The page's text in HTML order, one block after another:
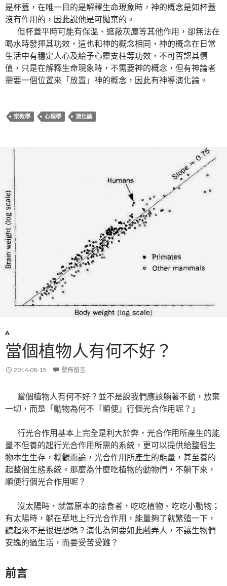
是杯蓋，在唯一目的是解釋生命現象時，神的概念是如杯蓋
沒有作用的，因此說他是可拋棄的。
但杯蓋平時可能有保溫、遮蔽灰塵等其他作用，卻無法在
喝水時發揮其功效，這也和神的概念相同，神的概念在日常
生活中有穩定人心及給予心靈支柱等功效，不可否認其價
值，只是在解釋生命現象時，不需要神的概念，但有神論者
需要一個位置來「放置」神的概念，因此有神導演化論。
宗教學 心理學 演化論
A
當個植物人有何不好？
2014-08-15 發佈留言
當個植物人有何不好？並不是說我們應該躺著不動，放棄
一切，而是「動物為何不『順便』行個光合作用呢？」
行光合作用基本上完全是利大於弊，光合作用所產生的能
量不但養的起行光合作用所需的系統，更可以提供給整個生
物本生生存，概觀而論，光合作用所產生的能量，甚至養的
起整個生態系統。那麼為什麼吃植物的動物們，不躺下來，
順便行個光合作用呢？
沒太陽時，就當原本的掠食者，吃吃植物、吃吃小動物；
有太陽時，躺在草地上行光合作用，能量夠了就繁殖一下，
聽起來不是很理想嗎？演化為何要如此戲弄人，不讓生物們
安逸的過生活，而要受苦受難？
前言